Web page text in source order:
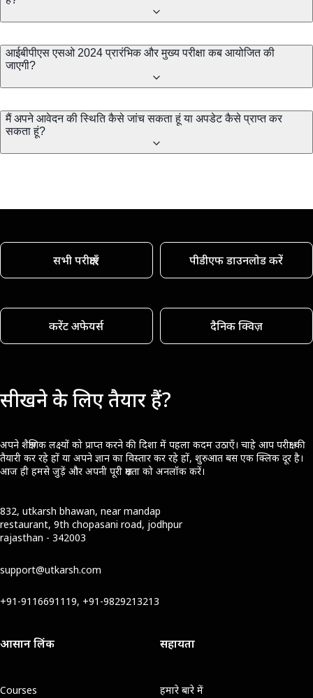
आईबीपीएस एसओ 2024 प्रारंभिक और मुख्य परीक्षा कब आयोजित की
जाएगी?
मैं अपने आवेदन की स्थिति कैसे जांच सकता हूं या अपडेट कैसे प्राप्त कर
सकता हूं?
सभी परीक्षाएँ पीडीएफ डाउनलोड करें
करेंट अफेयर्स दैनिक क्विज़
सीखने के लिए तैयार हैं?
अपने शैक्षणिक लक्ष्यों को प्राप्त करने की दिशा में पहला कदम उठाएँ। चाहे आप परीक्षा की
तैयारी कर रहे हों या अपने ज्ञान का विस्तार कर रहे हों, शुरुआत बस एक क्लिक दूर है।
आज ही हमसे जुड़ें और अपनी पूरी क्षमता को अनलॉक करें।
832, utkarsh bhawan, near mandap
restaurant, 9th chopasani road, jodhpur
rajasthan - 342003
support@utkarsh.com
+91-9116691119, +91-9829213213
आसान लिंक
Courses
सहायता
हमारे बारे में